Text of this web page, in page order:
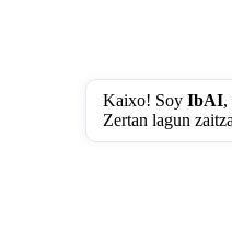
Kaixo! Soy IbAI,
Zertan lagun